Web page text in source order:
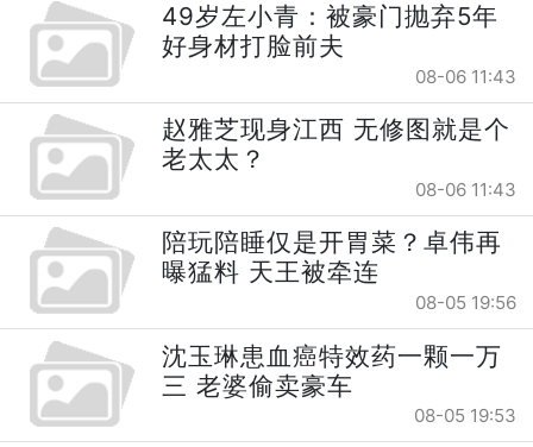
49岁左小青：被豪门抛弃5年
好身材打脸前夫
08-06 11:43
赵雅芝现身江西 无修图就是个
老太太？
08-06 11:43
陪玩陪睡仅是开胃菜？卓伟再
曝猛料 天王被牵连
08-05 19:56
沈玉琳患血癌特效药一颗一万
三 老婆偷卖豪车
08-05 19:53